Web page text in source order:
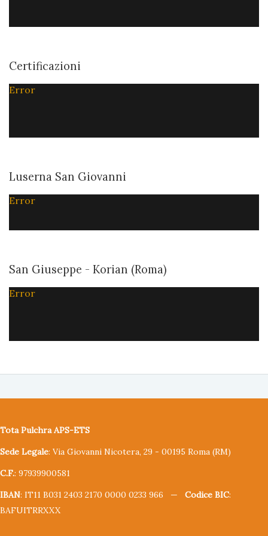
Certificazioni
Error
Luserna San Giovanni
Error
San Giuseppe - Korian (Roma)
Error
Tota Pulchra APS-ETS
Sede Legale: Via Giovanni Nicotera, 29 - 00195 Roma (RM)
C.F.: 97939900581
IBAN: IT11 B031 2403 2170 0000 0233 966 — Codice BIC:
BAFUITRRXXX